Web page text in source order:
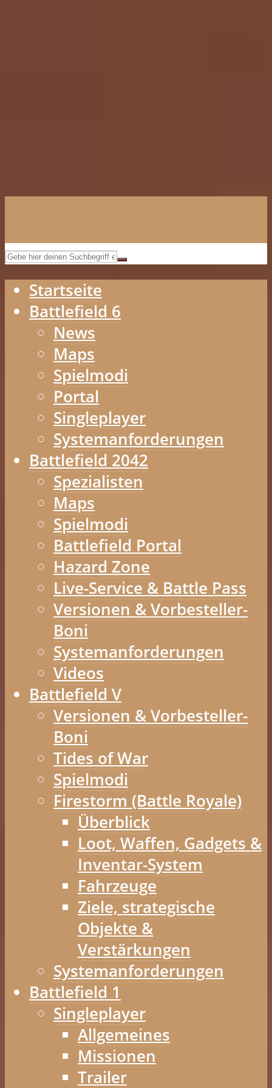
Startseite
Battlefield 6
News
Maps
Spielmodi
Portal
Singleplayer
Systemanforderungen
Battlefield 2042
Spezialisten
Maps
Spielmodi
Battlefield Portal
Hazard Zone
Live-Service & Battle Pass
Versionen & Vorbesteller-
Boni
Systemanforderungen
Videos
Battlefield V
Versionen & Vorbesteller-
Boni
Tides of War
Spielmodi
Firestorm (Battle Royale)
Überblick
Loot, Waffen, Gadgets &
Inventar-System
Fahrzeuge
Ziele, strategische
Objekte &
Verstärkungen
Systemanforderungen
Battlefield 1
Singleplayer
Allgemeines
Missionen
Trailer